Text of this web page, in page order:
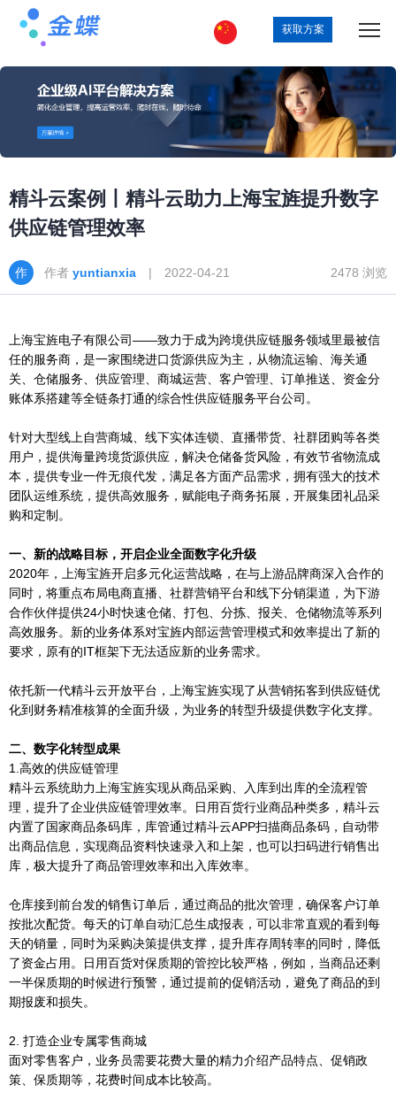
获取方案
精斗云案例丨精斗云助力上海宝旌提升数字
供应链管理效率
作者 yuntianxia | 2022-04-21 2478 浏览
上海宝旌电子有限公司——致力于成为跨境供应链服务领域里最被信
任的服务商，是一家围绕进口货源供应为主，从物流运输、海关通
关、仓储服务、供应管理、商城运营、客户管理、订单推送、资金分
账体系搭建等全链条打通的综合性供应链服务平台公司。
针对大型线上自营商城、线下实体连锁、直播带货、社群团购等各类
用户，提供海量跨境货源供应，解决仓储备货风险，有效节省物流成
本，提供专业一件无痕代发，满足各方面产品需求，拥有强大的技术
团队运维系统，提供高效服务，赋能电子商务拓展，开展集团礼品采
购和定制。
一、新的战略目标，开启企业全面数字化升级
2020年，上海宝旌开启多元化运营战略，在与上游品牌商深入合作的
同时，将重点布局电商直播、社群营销平台和线下分销渠道，为下游
合作伙伴提供24小时快速仓储、打包、分拣、报关、仓储物流等系列
高效服务。新的业务体系对宝旌内部运营管理模式和效率提出了新的
要求，原有的IT框架下无法适应新的业务需求。
依托新一代精斗云开放平台，上海宝旌实现了从营销拓客到供应链优
化到财务精准核算的全面升级，为业务的转型升级提供数字化支撑。
二、数字化转型成果
1.高效的供应链管理
精斗云系统助力上海宝旌实现从商品采购、入库到出库的全流程管
理，提升了企业供应链管理效率。日用百货行业商品种类多，精斗云
内置了国家商品条码库，库管通过精斗云APP扫描商品条码，自动带
出商品信息，实现商品资料快速录入和上架，也可以扫码进行销售出
库，极大提升了商品管理效率和出入库效率。
仓库接到前台发的销售订单后，通过商品的批次管理，确保客户订单
按批次配货。每天的订单自动汇总生成报表，可以非常直观的看到每
天的销量，同时为采购决策提供支撑，提升库存周转率的同时，降低
了资金占用。日用百货对保质期的管控比较严格，例如，当商品还剩
一半保质期的时候进行预警，通过提前的促销活动，避免了商品的到
期报废和损失。
2. 打造企业专属零售商城
面对零售客户，业务员需要花费大量的精力介绍产品特点、促销政
策、保质期等，花费时间成本比较高。